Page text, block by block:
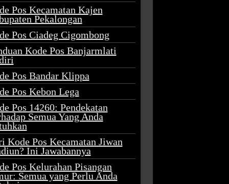
Pos Kecamatan Kajen
Pekalongan
Pos Ciadeg Cigombong
Kode Pos Banjarmlati
Pos Bandar Klippa
Pos Kebon Lega
Pos 14260: Pendekatan
Semua Yang Anda
Kode Pos Kecamatan Jiwan
Ini Jawabannya
Pos Kelurahan Pisangan
Semua yang Perlu Anda